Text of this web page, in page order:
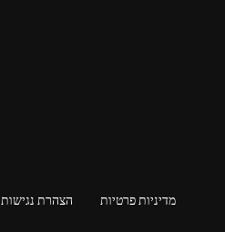
מדיניות פרטיות הצהרת נגישות